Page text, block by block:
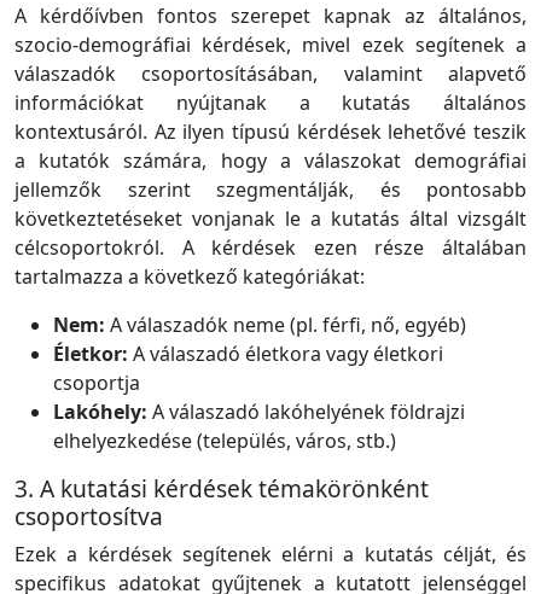
A kérdőívben fontos szerepet kapnak az általános,
szocio-demográfiai kérdések, mivel ezek segítenek a
válaszadók csoportosításában, valamint alapvető
információkat nyújtanak a kutatás általános
kontextusáról. Az ilyen típusú kérdések lehetővé teszik
a kutatók számára, hogy a válaszokat demográfiai
jellemzők szerint szegmentálják, és pontosabb
következtetéseket vonjanak le a kutatás által vizsgált
célcsoportokról. A kérdések ezen része általában
tartalmazza a következő kategóriákat:
Nem: A válaszadók neme (pl. férfi, nő, egyéb)
Életkor: A válaszadó életkora vagy életkori
csoportja
Lakóhely: A válaszadó lakóhelyének földrajzi
elhelyezkedése (település, város, stb.)
3. A kutatási kérdések témakörönként
csoportosítva
Ezek a kérdések segítenek elérni a kutatás célját, és
specifikus adatokat gyűjtenek a kutatott jelenséggel